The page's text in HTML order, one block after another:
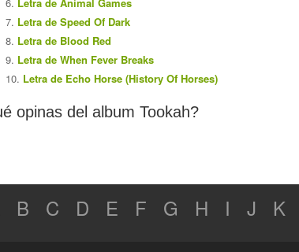
Letra de Speed Of Dark
Letra de Blood Red
Letra de When Fever Breaks
Letra de Echo Horse (History Of Horses)
opinas del album Tookah?
B C D E F G H I J K